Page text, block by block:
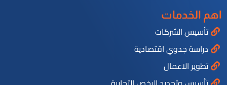
اهم الخدمات
تأسيس الشركات
دراسة جدوي اقتصادية
تطوير الاعمال